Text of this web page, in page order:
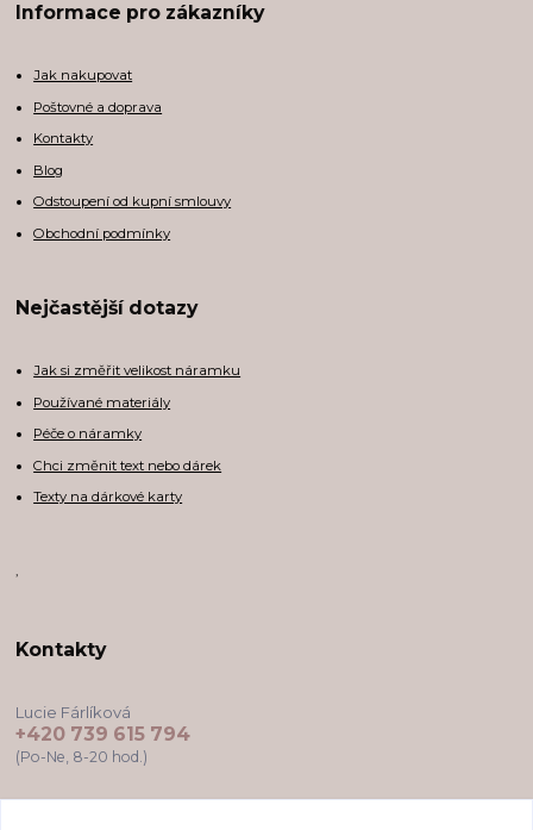
Informace pro zákazníky
Jak nakupovat
Poštovné a doprava
Kontakty
Blog
Odstoupení od kupní smlouvy
Obchodní podmínky
Nejčastější dotazy
Jak si změřit velikost náramku
Používané materiály
Péče o náramky
Chci změnit text nebo dárek
Texty na dárkové karty
,
Kontakty
Lucie Fárlíková
+420 739 615 794
(Po-Ne, 8-20 hod.)